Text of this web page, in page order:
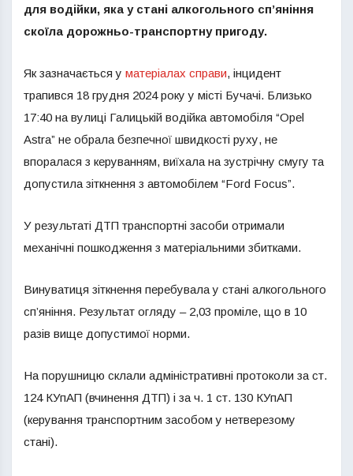
для водійки, яка у стані алкогольного сп’яніння
скоїла дорожньо-транспортну пригоду.
Як зазначається у матеріалах справи, інцидент
трапився 18 грудня 2024 року у місті Бучачі. Близько
17:40 на вулиці Галицькій водійка автомобіля “Оpel
Astra” не обрала безпечної швидкості руху, не
впоралася з керуванням, виїхала на зустрічну смугу та
допустила зіткнення з автомобілем “Ford Focus”.
У результаті ДТП транспортні засоби отримали
механічні пошкодження з матеріальними збитками.
Винуватиця зіткнення перебувала у стані алкогольного
сп’яніння. Результат огляду – 2,03 проміле, що в 10
разів вище допустимої норми.
На порушницю склали адміністративні протоколи за ст.
124 КУпАП (вчинення ДТП) і за ч. 1 ст. 130 КУпАП
(керування транспортним засобом у нетверезому
стані).